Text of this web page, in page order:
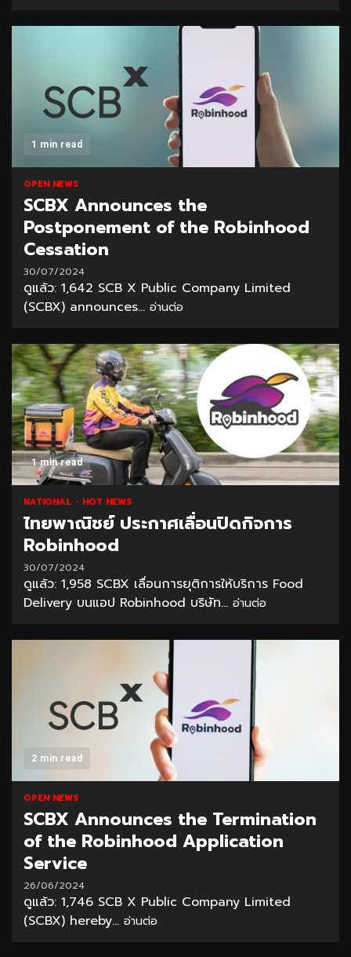
1 min read
OPEN NEWS
SCBX Announces the
Postponement of the Robinhood
Cessation
30/07/2024
ดูแล้ว: 1,642 SCB X Public Company Limited
(SCBX) announces... อ่านต่อ
1 min read
NATIONAL HOT NEWS
ไทยพาณิชย์ ประกาศเลื่อนปิดกิจการ
Robinhood
30/07/2024
ดูแล้ว: 1,958 SCBX เลื่อนการยุติการให้บริการ Food
Delivery บนแอป Robinhood บริษัท... อ่านต่อ
2 min read
OPEN NEWS
SCBX Announces the Termination
of the Robinhood Application
Service
26/06/2024
ดูแล้ว: 1,746 SCB X Public Company Limited
(SCBX) hereby... อ่านต่อ